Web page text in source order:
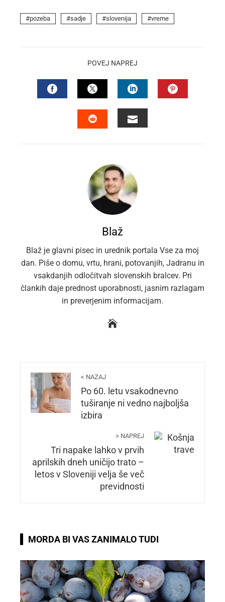
pozeba sadje slovenija vreme
POVEJ NAPREJ
FACEBOOKTWITTERLINKEDIN
Blaž
Blaž je glavni pisec in urednik portala Vse za moj
dan. Piše o domu, vrtu, hrani, potovanjih, Jadranu in
vsakdanjih odločitvah slovenskih bralcev. Pri
člankih daje prednost uporabnosti, jasnim razlagam
in preverjenim informacijam.
< NAZAJ
Po 60. letu vsakodnevno
tuširanje ni vedno najboljša
izbira
> NAPREJ
Tri napake lahko v prvih
aprilskih dneh uničijo trato –
letos v Sloveniji velja še več
previdnosti
MORDA BI VAS ZANIMALO TUDI